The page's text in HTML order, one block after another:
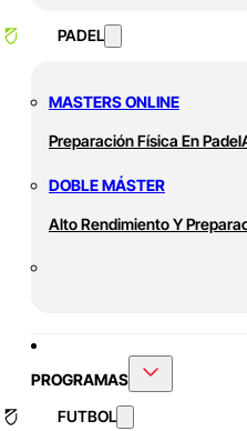
PADEL
MASTERS ONLINE
Preparación Física En Padel
DOBLE MÁSTER
Alto Rendimiento Y
PROGRAMAS
FUTBOL